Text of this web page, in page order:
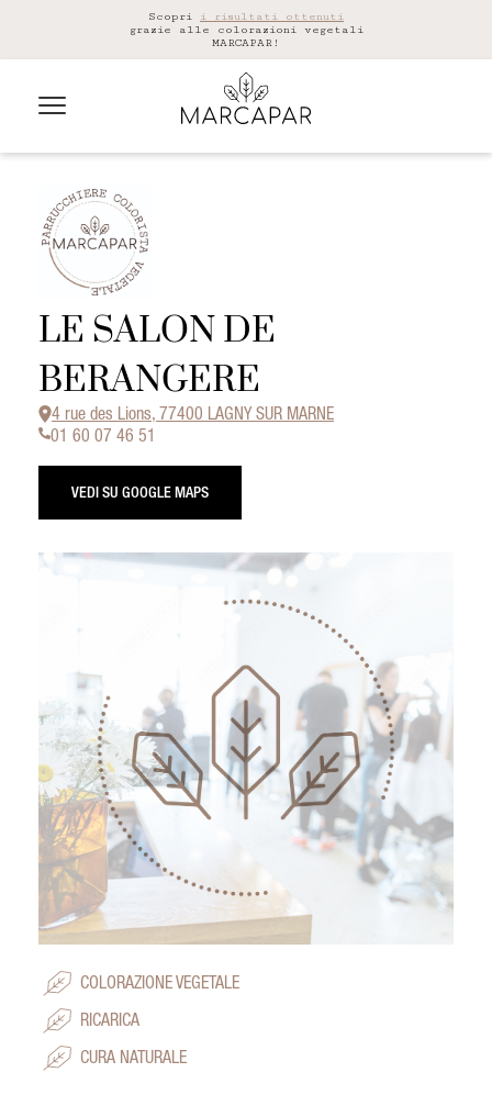
Scopri i risultati ottenuti
grazie alle colorazioni vegetali
MARCAPAR!
LE SALON DE
BERANGERE
4 rue des Lions, 77400 LAGNY SUR MARNE
01 60 07 46 51
VEDI SU GOOGLE MAPS
COLORAZIONE VEGETALE
RICARICA
CURA NATURALE